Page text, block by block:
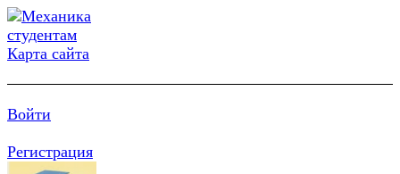
Карта сайта
Войти
Регистрация